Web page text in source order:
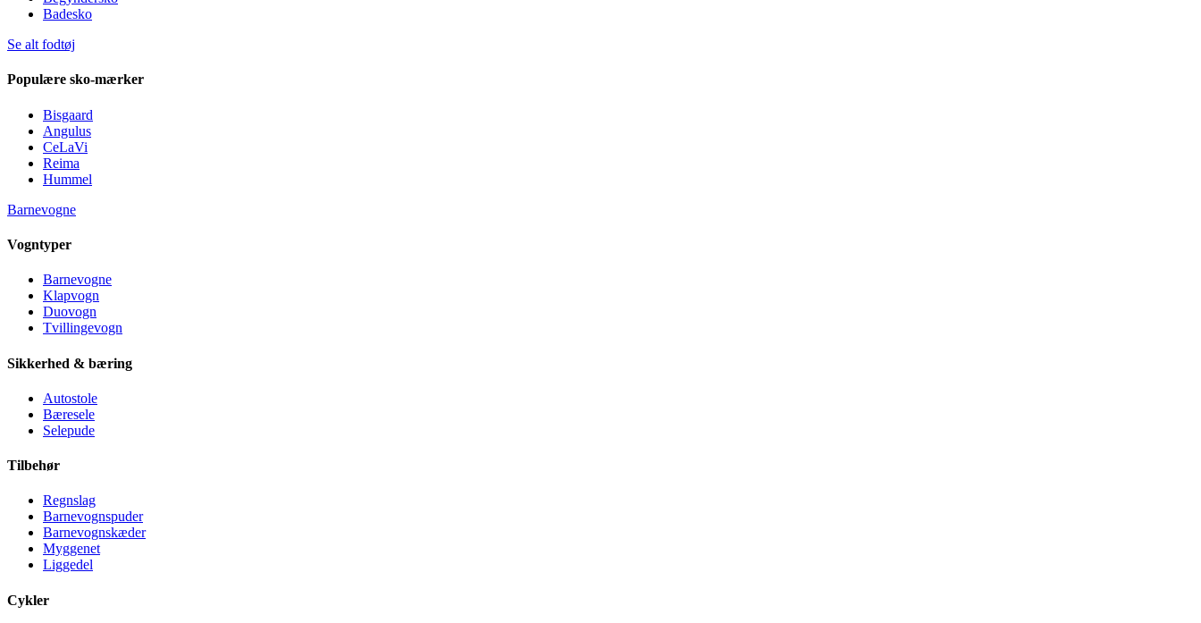
Badesko
Se alt fodtøj
Populære sko-mærker
Bisgaard
Angulus
CeLaVi
Reima
Hummel
Barnevogne
Vogntyper
Barnevogne
Klapvogn
Duovogn
Tvillingevogn
Sikkerhed & bæring
Autostole
Bæresele
Selepude
Tilbehør
Regnslag
Barnevognspuder
Barnevognskæder
Myggenet
Liggedel
Cykler